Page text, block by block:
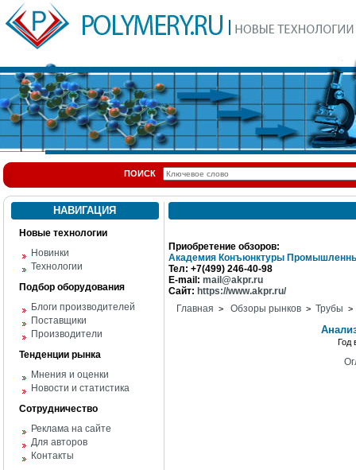
ПОИСК
НАВИГАЦИЯ
Новые технологии
Новинки
Технологии
Подбор оборудования
Блоги производителей
Поставщики
Производители
Тенденции рынка
Мнения и оценки
Новости и статистика
Сотрудничество
Реклама на сайте
Для авторов
Контакты
Приобретение обзоров:
Академия Конъюнктуры
Тел: +7(499) 246-40-98
E-mail: mail@akpr.ru
Сайт: https://www.akpr.ru/
Главная > Обзоры рынков > Трубы >
Год